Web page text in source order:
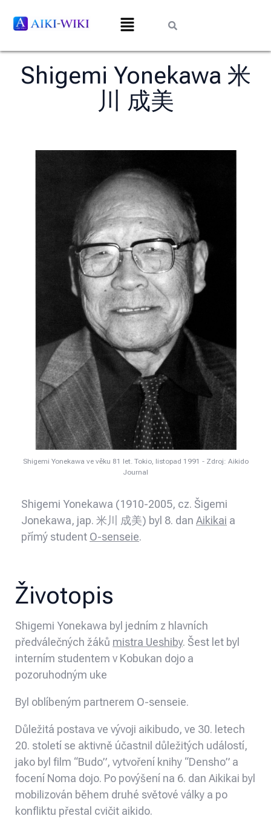
Shigemi Yonekawa 米
川 成美
Shigemi Yonekawa ve věku 81 let. Tokio, listopad 1991 - Zdroj: Aikido
Journal
Shigemi Yonekawa (1910-2005, cz. Šigemi
Jonekawa, jap. 米川 成美) byl 8. dan Aikikai a
přímý student O-senseie.
Životopis
Shigemi Yonekawa byl jedním z hlavních
předválečných žáků mistra Ueshiby. Šest let byl
interním studentem v Kobukan dojo a
pozoruhodným uke
Byl oblíbeným partnerem O-senseie.
Důležitá postava ve vývoji aikibudo, ve 30. letech
20. století se aktivně účastnil důležitých událostí,
jako byl film “Budo”, vytvoření knihy “Densho” a
focení Noma dojo. Po povýšení na 6. dan Aikikai byl
mobilizován během druhé světové války a po
konfliktu přestal cvičit aikido.